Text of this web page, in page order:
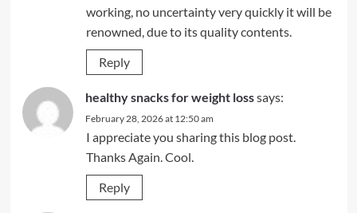
working, no uncertainty very quickly it will be
renowned, due to its quality contents.
Reply
healthy snacks for weight losssays:
February 28, 2026 at 12:50 am
I appreciate you sharing this blog post.
Thanks Again. Cool.
Reply